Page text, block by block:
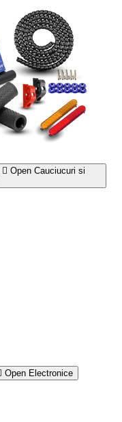
Open Cauciucuri si
Open Electronice